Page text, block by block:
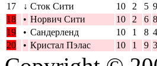
17
↓ Сток Сити 10 2 5 9
18
• Норвич Сити 10 2 6 8
19
• Сандерленд 10 1 8 4
20
• Кристал Пэлас 10 1 9 3